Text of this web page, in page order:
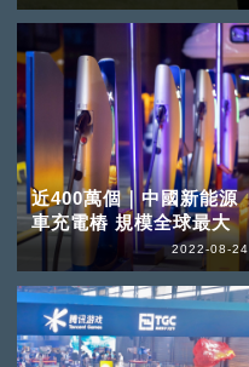
近400萬個｜中國新能源
車充電樁 規模全球最大
2022-08-24